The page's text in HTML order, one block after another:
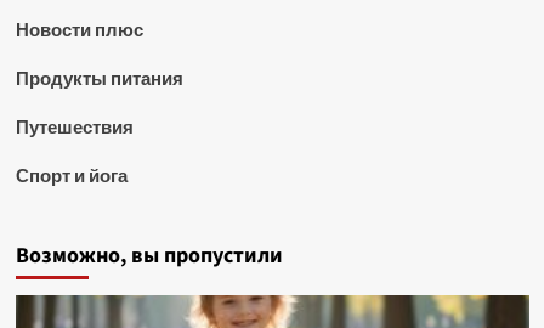
Новости плюс
Продукты питания
Путешествия
Спорт и йога
Возможно, вы пропустили